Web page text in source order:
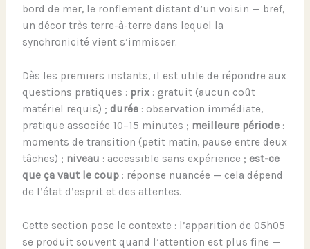
bord de mer, le ronflement distant d’un voisin — bref,
un décor très terre-à-terre dans lequel la
synchronicité vient s’immiscer.
Dès les premiers instants, il est utile de répondre aux
questions pratiques : prix : gratuit (aucun coût
matériel requis) ; durée : observation immédiate,
pratique associée 10–15 minutes ; meilleure période :
moments de transition (petit matin, pause entre deux
tâches) ; niveau : accessible sans expérience ; est-ce
que ça vaut le coup : réponse nuancée — cela dépend
de l’état d’esprit et des attentes.
Cette section pose le contexte : l’apparition de 05h05
se produit souvent quand l’attention est plus fine —